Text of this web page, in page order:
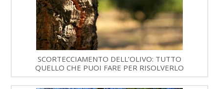
SCORTECCIAMENTO DELL’OLIVO: TUTTO
QUELLO CHE PUOI FARE PER RISOLVERLO